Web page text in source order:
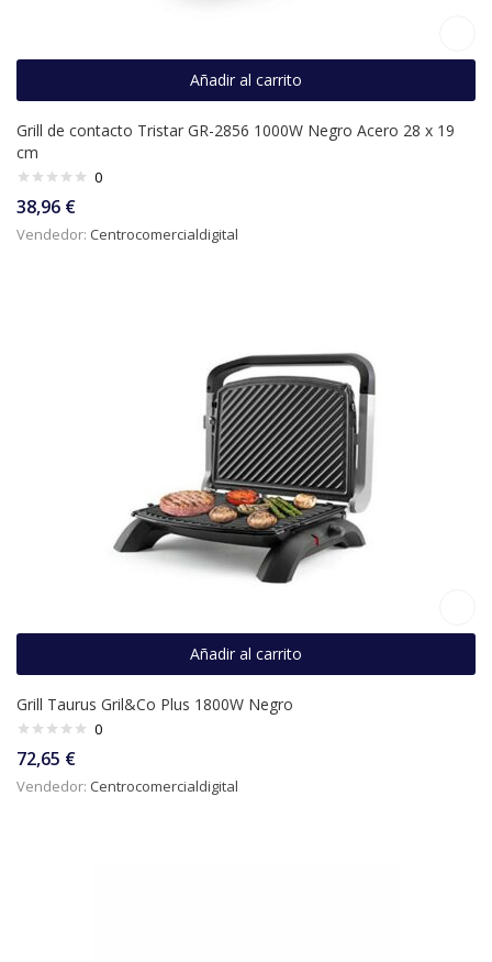
Añadir al carrito
Grill de contacto Tristar GR-2856 1000W Negro Acero 28 x 19
cm
0
38,96 €
Vendedor: Centrocomercialdigital
Añadir al carrito
Grill Taurus Gril&Co Plus 1800W Negro
0
72,65 €
Vendedor: Centrocomercialdigital